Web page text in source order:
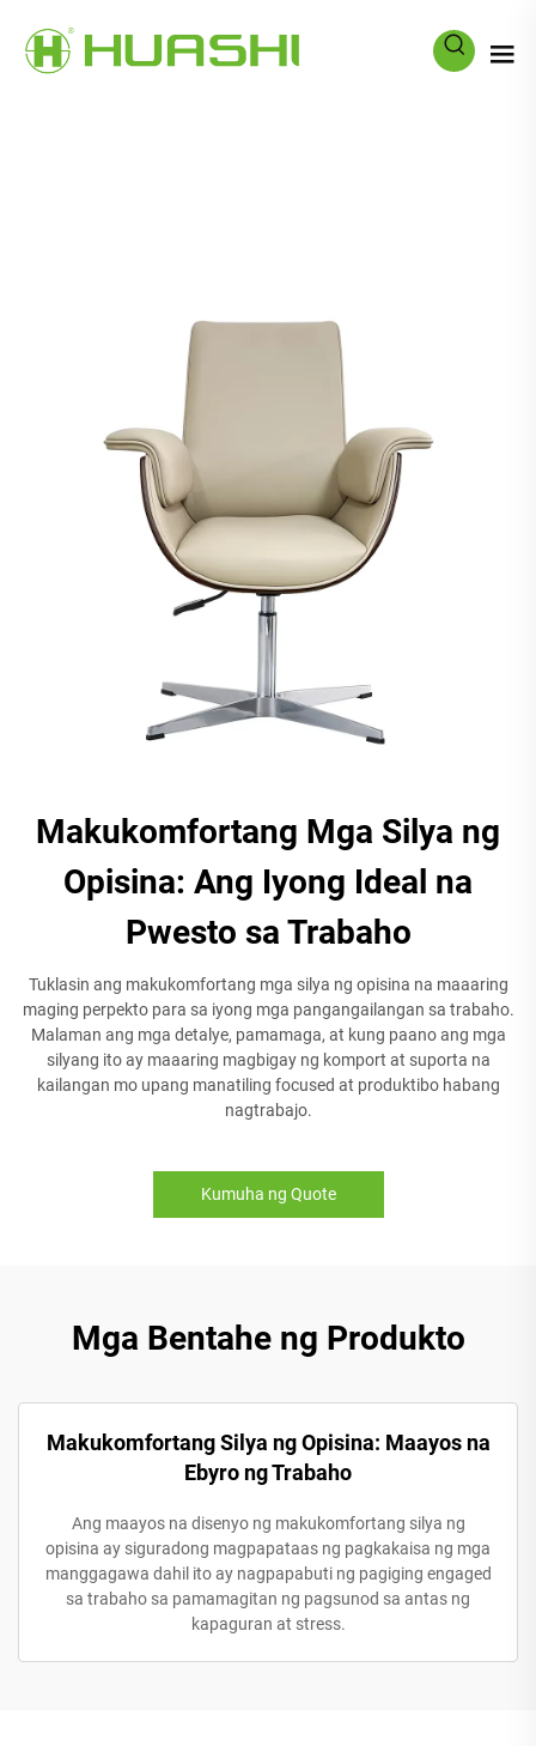
Makukomfortang Mga Silya ng
Opisina: Ang Iyong Ideal na
Pwesto sa Trabaho
Tuklasin ang makukomfortang mga silya ng opisina na maaaring
maging perpekto para sa iyong mga pangangailangan sa trabaho.
Malaman ang mga detalye, pamamaga, at kung paano ang mga
silyang ito ay maaaring magbigay ng komport at suporta na
kailangan mo upang manatiling focused at produktibo habang
nagtrabajo.
Kumuha ng Quote
Mga Bentahe ng Produkto
Makukomfortang Silya ng Opisina: Maayos na
Ebyro ng Trabaho
Ang maayos na disenyo ng makukomfortang silya ng
opisina ay siguradong magpapataas ng pagkakaisa ng mga
manggagawa dahil ito ay nagpapabuti ng pagiging engaged
sa trabaho sa pamamagitan ng pagsunod sa antas ng
kapaguran at stress.